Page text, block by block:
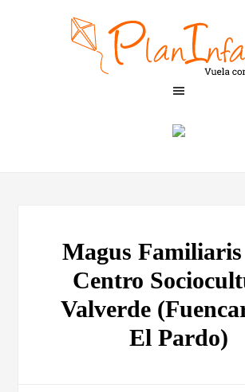
Magus Familiaris
Centro
Valverde
El Pardo)